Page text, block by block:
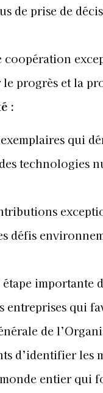
de prise de
progrès et la
:
qui
technologies
défis
entreprises qui
de
d’identifier
entier